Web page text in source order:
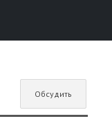
Обсудить